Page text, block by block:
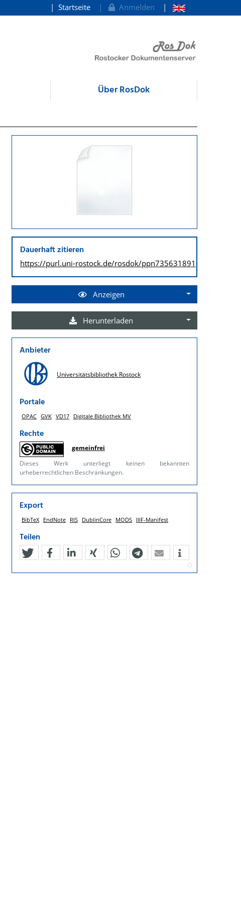
Startseite Anmelden
Über RosDok
Dauerhaft zitieren
https://purl.uni-rostock.de/rosdok/ppn735631891
Anzeigen
Herunterladen
Anbieter
Universitätsbibliothek Rostock
Portale
OPAC GVK VD17 Digitale Bibliothek MV
Rechte
gemeinfrei
Dieses Werk unterliegt keinen bekannten
urheberrechtlichen Beschränkungen.
Export
BibTeX EndNote RIS DublinCore MODS IIIF-Manifest
Teilen